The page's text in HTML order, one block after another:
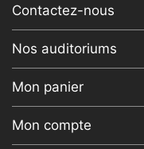
Contactez-nous
Nos auditoriums
Mon panier
Mon compte